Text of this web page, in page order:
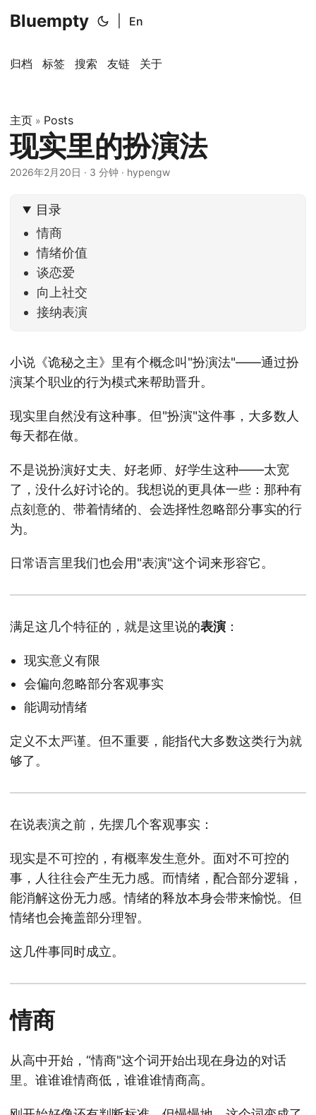
Bluempty En
归档 标签 搜索 友链 关于
主页 » Posts
现实里的扮演法
2026年2月20日 · 3 分钟 · hypengw
目录
情商
情绪价值
谈恋爱
向上社交
接纳表演
小说《诡秘之主》里有个概念叫"扮演法"——通过扮
演某个职业的行为模式来帮助晋升。
现实里自然没有这种事。但"扮演"这件事，大多数人
每天都在做。
不是说扮演好丈夫、好老师、好学生这种——太宽
了，没什么好讨论的。我想说的更具体一些：那种有
点刻意的、带着情绪的、会选择性忽略部分事实的行
为。
日常语言里我们也会用"表演"这个词来形容它。
满足这几个特征的，就是这里说的表演 ：
现实意义有限
会偏向忽略部分客观事实
能调动情绪
定义不太严谨。但不重要，能指代大多数这类行为就
够了。
在说表演之前，先摆几个客观事实：
现实是不可控的，有概率发生意外。面对不可控的
事，人往往会产生无力感。而情绪，配合部分逻辑，
能消解这份无力感。情绪的释放本身会带来愉悦。但
情绪也会掩盖部分理智。
这几件事同时成立。
情商
从高中开始，“情商"这个词开始出现在身边的对话
里。谁谁谁情商低，谁谁谁情商高。